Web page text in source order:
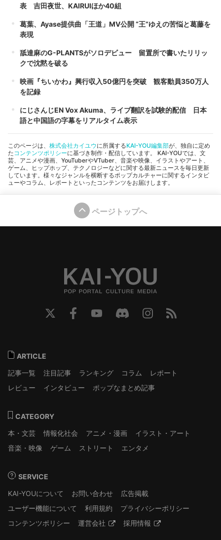
表 吉田夜世、KAIRUIほか40組
葛葉、Ayase提供曲「王道」MV公開 “王”ゆえの苦悩と葛藤を
表現
舐達麻のG-PLANTSがソロデビュー 留置所で書いたリリッ
クで沈黙を破る
映画『ちいかわ』興行収入50億円を突破 観客動員350万人
を記録
にじさんじEN Vox Akuma、ライブ翻訳を試験的配信 日本
語と中国語の字幕をリアルタイム表示
このページは、 株式会社カイユウに所属するKAI-YOU編集部が、独自に定め
た コンテンツポリシーに基づき制作・配信しています。 KAI-YOUでは、文
芸、アニメや漫画、YouTuberやVTuber、音楽や映像、イラストやアート、
ゲーム、ヒップホップ、テクノロジーなどに関する最新ニュースを毎日更新
しています。様々なジャンルを横断するポップカルチャーに関するインタビ
ューやコラム、レポートといったコンテンツをお届けします。
ページトップへ
ARTICLE
記事一覧
注目記事 ランキング コラム
レポート
レビュー
インタビュー ポップなまとめ記事
CATEGORY
本・文芸
情報化社会 アニメ・漫画
イラスト・アート
音楽・映像
ゲーム ストリート エンタメ
SERVICE
KAI-YOUについて
お問い合わせ
広告掲載
ユーザー機能について
利用規約
プライバシーポリシー
コンテンツポリシー
運営会社 採用情報